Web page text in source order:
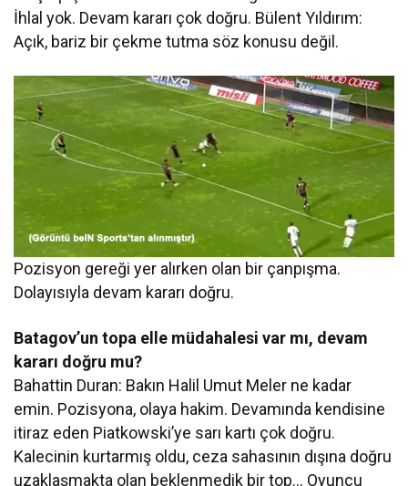
İhlal yok. Devam kararı çok doğru. Bülent Yıldırım:
Açık, bariz bir çekme tutma söz konusu değil.
Pozisyon gereği yer alırken olan bir çanpışma.
Dolayısıyla devam kararı doğru.
Batagov’un topa elle müdahalesi var mı, devam
kararı doğru mu?
Bahattin Duran: Bakın Halil Umut Meler ne kadar
emin. Pozisyona, olaya hakim. Devamında kendisine
itiraz eden Piatkowski’ye sarı kartı çok doğru.
Kalecinin kurtarmış oldu, ceza sahasının dışına doğru
uzaklaşmakta olan beklenmedik bir top… Oyuncu